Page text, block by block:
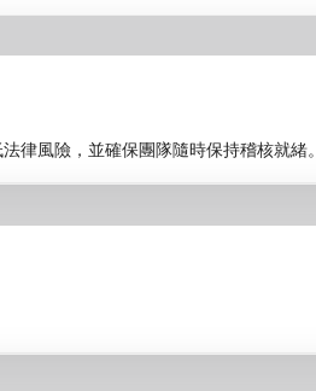
律風險，並確保團隊隨時保持稽核就緒。